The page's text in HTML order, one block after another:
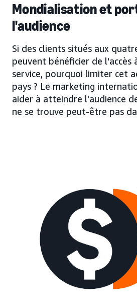
Mondialisation et
l'audience
Si des clients situés aux
peuvent bénéficier de
service, pourquoi limiter cet
pays ? Le marketing
aider à atteindre l'audience
ne se trouve peut-être pas